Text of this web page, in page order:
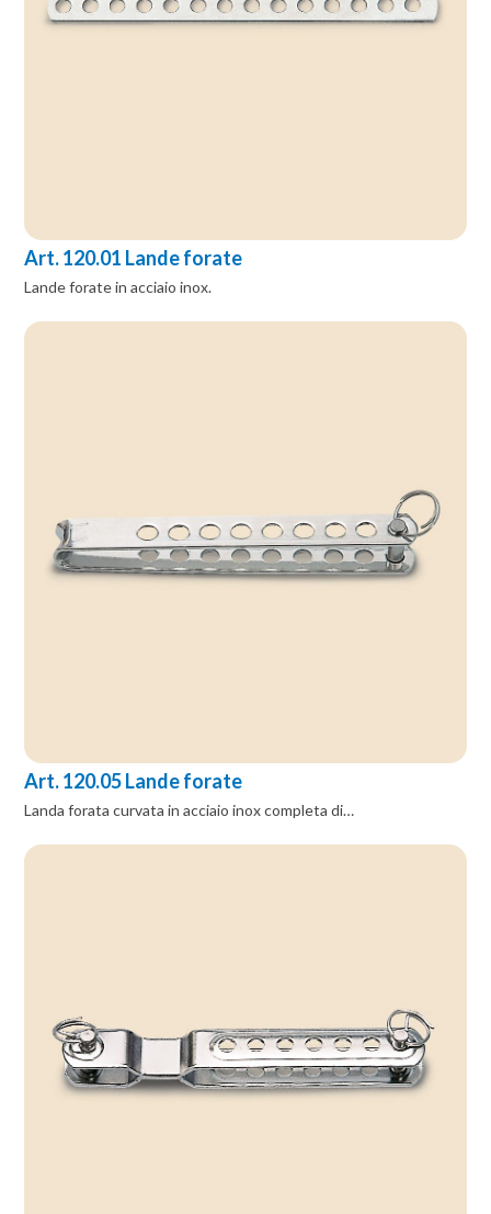
Art. 120.01 Lande forate
Lande forate in acciaio inox.
Art. 120.05 Lande forate
Landa forata curvata in acciaio inox completa di…